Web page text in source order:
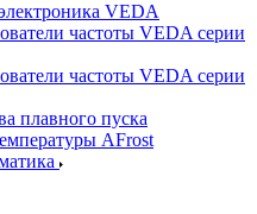
VEDA
частоты VEDA серии
частоты VEDA серии
плавного пуска
AFrost